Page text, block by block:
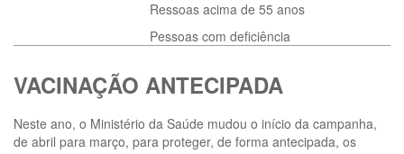
Ressoas acima de 55 anos
Pessoas com deficiência
VACINAÇÃO ANTECIPADA
Neste ano, o Ministério da Saúde mudou o início da campanha,
de abril para março, para proteger, de forma antecipada, os